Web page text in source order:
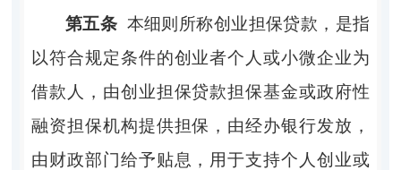
第五条 本细则所称创业担保贷款，是指
以符合规定条件的创业者个人或小微企业为
借款人，由创业担保贷款担保基金或政府性
融资担保机构提供担保，由经办银行发放，
由财政部门给予贴息，用于支持个人创业或